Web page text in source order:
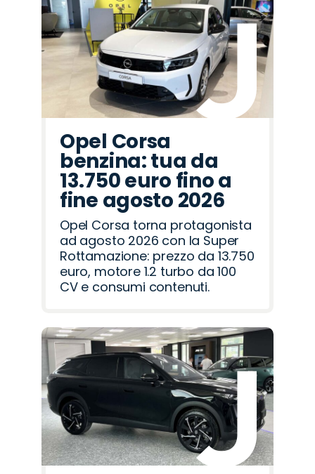
Opel Corsa
benzina: tua da
13.750 euro fino a
fine agosto 2026
Opel Corsa torna protagonista
ad agosto 2026 con la Super
Rottamazione: prezzo da 13.750
euro, motore 1.2 turbo da 100
CV e consumi contenuti.